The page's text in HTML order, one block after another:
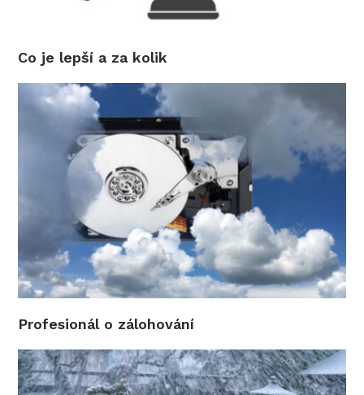
Co je lepší a za kolik
Profesionál o zálohování